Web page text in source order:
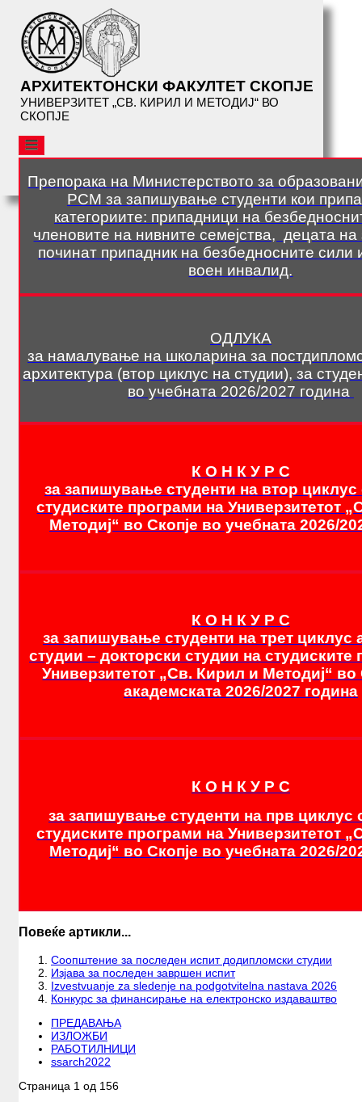
АРХИТЕКТОНСКИ ФАКУЛТЕТ СКОПЈЕ
УНИВЕРЗИТЕТ „СВ. КИРИЛ И МЕТОДИЈ“ ВО
СКОПЈЕ
АФС
ОРГАНИЗАЦИЈА
СТУДИИ
СЕРВИСИ
НАСТАНИ
ИЗЛОЖБИ
РАБОТИЛНИЦИ
АРХИ.ТЕК
АЛУМНИ
Препорака на Министерството за
РСМ за запишување студенти кои
категориите: припадници на
членовите на нивните семејства, децата на
починат припадник на безбедносните сили
воен инвалид.
ОДЛУКА
за намалување на школарина за
архитектура (втор циклус на студии), за
во учебната 2026/2027 година
К О Н К У Р С
за запишување студенти на втор циклус
студиските програми на Универзитетот
Методиј“ во Скопје во учебната 2026/
К О Н К У Р С
за запишување студенти на трет циклус
студии – докторски студии на студиските
Универзитетот „Св. Кирил и Методиј“ во
академската 2026/2027 година
К О Н К У Р С
за запишување студенти на прв циклус
студиските програми на Универзитетот
Методиј“ во Скопје во учебната 2026/
Повеќе артикли...
Соопштение за последен испит додипломски студии
Изјава за последен завршен испит
Izvestvuanje za sledenje na podgotvitelna nastava 2026
Конкурс за финансирање на електронско издаваштво
ПРЕДАВАЊА
ИЗЛОЖБИ
РАБОТИЛНИЦИ
ssarch2022
Страница 1 од 156